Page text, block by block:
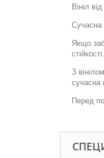
Вініл
Сучасна
Якщо
З
сучасна
Перед